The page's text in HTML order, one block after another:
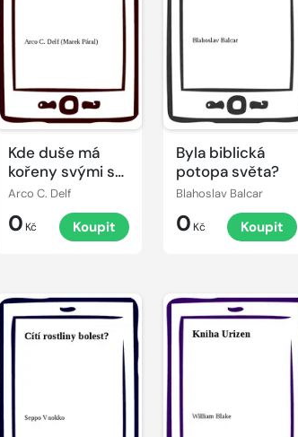
Kde duše má
kořeny svými se
k zemi přivine
Arco C. Delf
0 Kč Koupit
Byla biblická
potopa světa?
Blahoslav Balcar
0 Kč Koupit